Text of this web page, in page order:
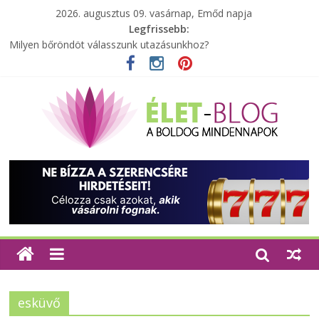
2026. augusztus 09. vasárnap, Emőd napja
Legfrissebb:
Milyen bőröndöt válasszunk utazásunkhoz?
Elérhető zöld energia mindenki számára
Különleges tömörfa ládák Indiából
A zöld forradalom: A mosó- és parfümtermékek környezetbarát
szempontjainak erősítése
esküvő